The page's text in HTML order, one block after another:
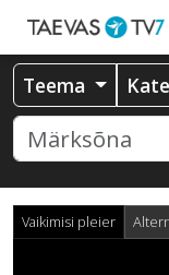
Teema
Vaikimisi pleier